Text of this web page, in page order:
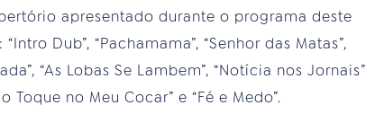
apresentado durante o programa deste
Dub”, “Pachamama”, “Senhor das Matas”,
“As Lobas Se Lambem”, “Notícia nos Jornais”
Toque no Meu Cocar” e “Fé e Medo”.